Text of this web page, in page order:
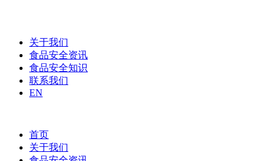
关于我们
食品安全资讯
食品安全知识
联系我们
EN
首页
关于我们